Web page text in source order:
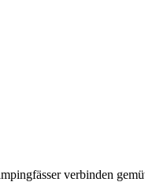
verbinden